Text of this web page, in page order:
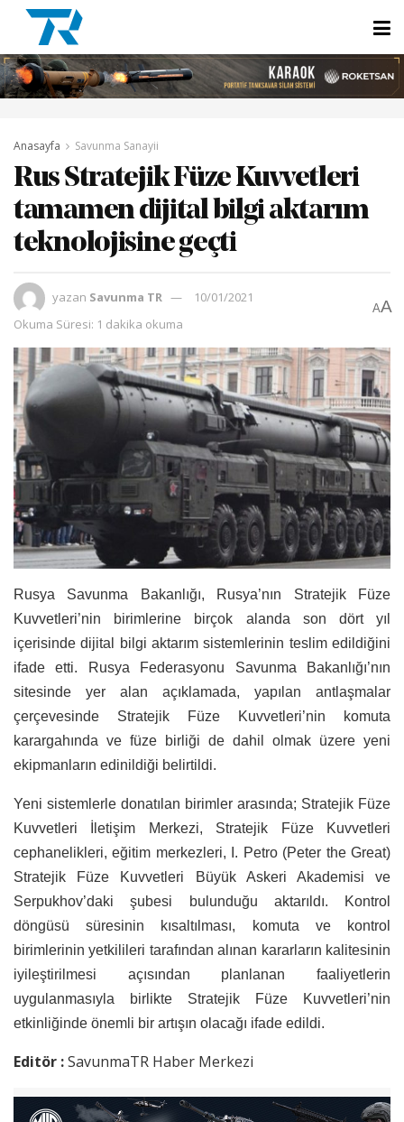
Anasayfa Savunma Sanayii
Rus Stratejik Füze Kuvvetleri
tamamen dijital bilgi aktarım
teknolojisine geçti
yazan Savunma TR
10/01/2021
Okuma Süresi: 1 dakika okuma
AA
Rusya Savunma Bakanlığı, Rusya’nın Stratejik Füze
Kuvvetleri’nin birimlerine birçok alanda son dört yıl
içerisinde dijital bilgi aktarım sistemlerinin teslim edildiğini
ifade etti. Rusya Federasyonu Savunma Bakanlığı’nın
sitesinde yer alan açıklamada, yapılan antlaşmalar
çerçevesinde Stratejik Füze Kuvvetleri’nin komuta
karargahında ve füze birliği de dahil olmak üzere yeni
ekipmanların edinildiği belirtildi.
Yeni sistemlerle donatılan birimler arasında; Stratejik Füze
Kuvvetleri İletişim Merkezi, Stratejik Füze Kuvvetleri
cephanelikleri, eğitim merkezleri, I. Petro (Peter the Great)
Stratejik Füze Kuvvetleri Büyük Askeri Akademisi ve
Serpukhov’daki şubesi bulunduğu aktarıldı. Kontrol
döngüsü süresinin kısaltılması, komuta ve kontrol
birimlerinin yetkilileri tarafından alınan kararların kalitesinin
iyileştirilmesi açısından planlanan faaliyetlerin
uygulanmasıyla birlikte Stratejik Füze Kuvvetleri’nin
etkinliğinde önemli bir artışın olacağı ifade edildi.
Editör :SavunmaTR Haber Merkezi